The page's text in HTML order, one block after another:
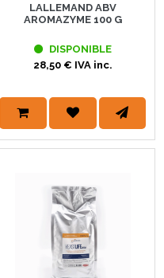
LALLEMAND ABV
AROMAZYME 100 G
DISPONIBLE
28,50 € IVA inc.